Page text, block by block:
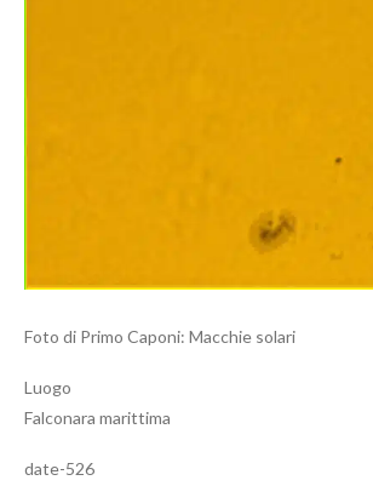
Foto di Primo Caponi: Macchie solari
Luogo
Falconara marittima
date-526